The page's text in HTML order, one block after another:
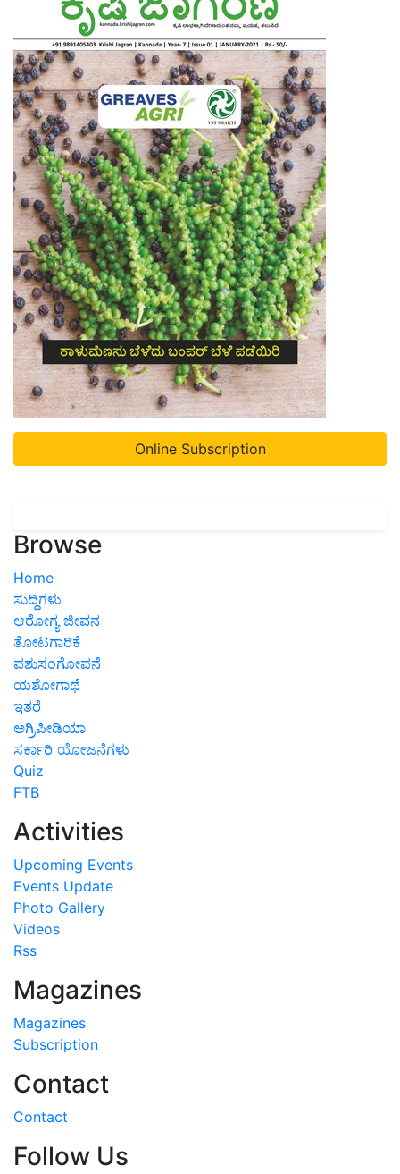
Online Subscription
Browse
Home
ಸುದ್ದಿಗಳು
ಆರೋಗ್ಯ ಜೀವನ
ತೋಟಗಾರಿಕೆ
ಪಶುಸಂಗೋಪನೆ
ಯಶೋಗಾಥೆ
ಇತರೆ
ಅಗ್ರಿಪೀಡಿಯಾ
ಸರ್ಕಾರಿ ಯೋಜನೆಗಳು
Quiz
FTB
Activities
Upcoming Events
Events Update
Photo Gallery
Videos
Rss
Magazines
Magazines
Subscription
Contact
Contact
Follow Us